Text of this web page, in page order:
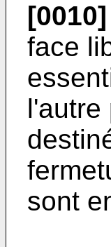
[0010]
face
l'autre
sont